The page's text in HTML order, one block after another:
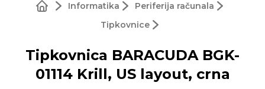
Informatika
Periferija računala
Tipkovnice
Tipkovnica BARACUDA BGK-
01114 Krill, US layout, crna